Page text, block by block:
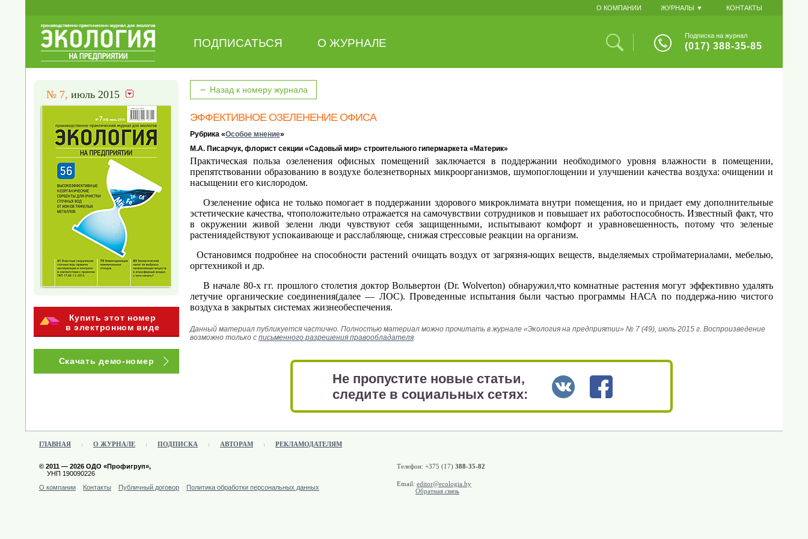
О КОМПАНИИ ЖУРНАЛЫ ▼ КОНТАКТЫ
ПОДПИСАТЬСЯ О ЖУРНАЛЕ
Подписка на журнал
(017) 388-35-85
№ 7, июль 2015
Купить этот номер
в электронном виде
Скачать демо-номер
← Назад к номеру журнала
ЭФФЕКТИВНОЕ ОЗЕЛЕНЕНИЕ ОФИСА
Рубрика «Особое мнение»
М.А. Писарчук, флорист секции «Садовый мир» строительного гипермаркета «Материк»
Практическая польза озеленения офисных помещений заключается в поддержании необходимого уровня влажности в помещении,
препятствовании образованию в воздухе болезнетворных микроорганизмов, шумопоглощении и улучшении качества воздуха: очищении и
насыщении его кислородом.
Озеленение офиса не только помогает в поддержании здорового микроклимата внутри помещения, но и придает ему дополнительные
эстетические качества, чтоположительно отражается на самочувствии сотрудников и повышает их работоспособность. Известный факт, что
в окружении живой зелени люди чувствуют себя защищенными, испытывают комфорт и уравновешенность, потому что зеленые
растениядействуют успокаивающе и расслабляюще, снижая стрессовые реакции на организм.
Остановимся подробнее на способности растений очищать воздух от загрязня-ющих веществ, выделяемых стройматериалами, мебелью,
оргтехникой и др.
В начале 80-х гг. прошлого столетия доктор Вольвертон (Dr. Wolverton) обнаружил,что комнатные растения могут эффективно удалять
летучие органические соединения(далее — ЛОС). Проведенные испытания были частью программы НАСА по поддержа-нию чистого
воздуха в закрытых системах жизнеобеспечения.
Данный материал публикуется частично. Полностью материал можно прочитать в журнале «Экология на предприятии» № 7 (49), июль 2015 г. Воспроизведение
возможно только с письменного разрешения правообладателя.
Не пропустите новые статьи,
следите в социальных сетях:
ГЛАВНАЯ О ЖУРНАЛЕ ПОДПИСКА АВТОРАМ РЕКЛАМОДАТЕЛЯМ
© 2011 — 2026 ОДО «Профигруп»,
УНП 190090226
О компании
Контакты Публичный договор Политика обработки персональных данных
Телефон: +375 (17) 388-35-82
Email: editor@ecologia.by
Обратная связь